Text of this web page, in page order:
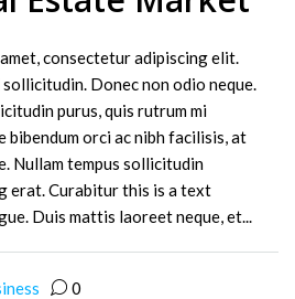
consectetur adipiscing elit.
Donec non odio neque.
purus, quis rutrum mi
bibendum orci ac nibh facilisis, at
Nullam tempus sollicitudin
erat. Curabitur this is a text
Duis mattis laoreet neque, et...
0